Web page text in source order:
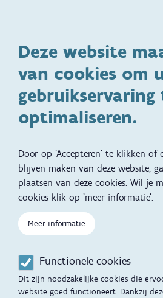
Deze website
van cookies om
gebruikservaring
optimaliseren.
Door op 'Accepteren' te klikken of
blijven maken van deze website,
plaatsen van deze cookies. Wil je
cookies klik op 'meer informatie'.
Meer informatie
Functionele cookies
Dit zijn noodzakelijke cookies die
website goed functioneert. Dankzij
Ontwikkeling en gedrag
Specifieke
ondersteuningsbehoefte
Zwangerschap en geboorte
Slapen
Voet
Kind en Gezin diensten
Aanbod tijdens de
zwangerschap
Opvoedingsondersteuning
Mijn